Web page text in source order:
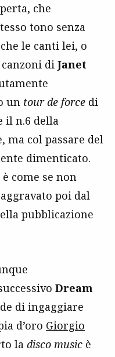
che
tono senza
le canti lei, o
di Janet
un tour de force di
il n.6 della
ma col passare del
dimenticato.
come se non
poi dal
pubblicazione
Dream
di ingaggiare
d’oro Giorgio
la disco music è